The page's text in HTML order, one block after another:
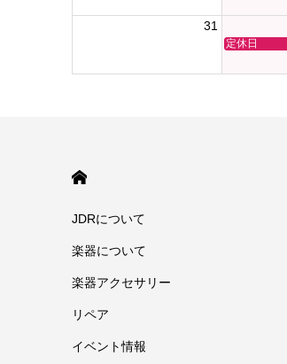
31
定休日
JDRについて
楽器について
楽器アクセサリー
リペア
イベント情報